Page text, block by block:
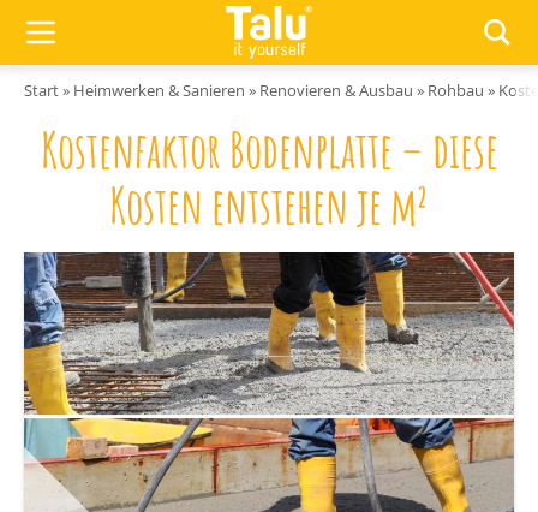
Start» Heimwerken & Sanieren » Renovieren & Ausbau » Rohbau »
Kostenfaktor Bodenplatte – diese
Kosten entstehen je m²